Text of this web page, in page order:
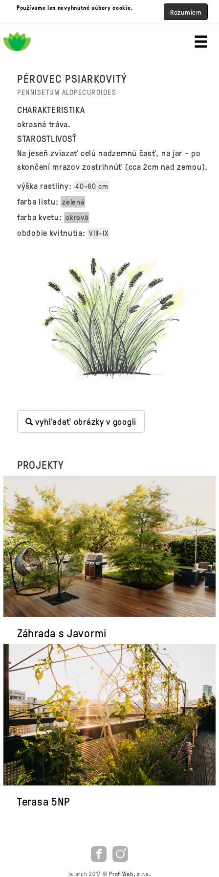
Používame len nevyhnutné súbory cookie. Rozumiem
PÉROVEC PSIARKOVITÝ
PENNISETUM ALOPECUROIDES
CHARAKTERISTIKA
okrasná tráva.
STAROSTLIVOSŤ
Na jeseň zviazať celú nadzemnú časť, na jar - po
skončení mrazov zostrihnúť (cca 2cm nad zemou).
výška rastliny: 40-60 cm
farba listu: zelená
farba kvetu: okrová
obdobie kvitnutia: VIII-IX
vyhľadať obrázky v googli
PROJEKTY
Záhrada s Javormi
Terasa 5NP
la.arch 2017 ©ProfiWeb, s.r.o.